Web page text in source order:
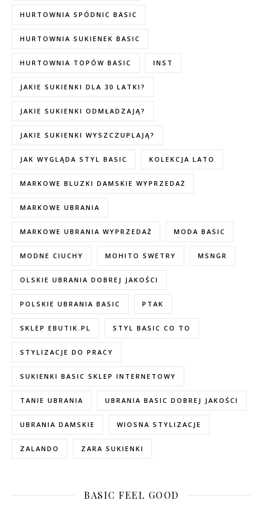
HURTOWNIA SPÓDNIC BASIC
HURTOWNIA SUKIENEK BASIC
HURTOWNIA TOPÓW BASIC INST
JAKIE SUKIENKI DLA 30 LATKI?
JAKIE SUKIENKI ODMŁADZAJĄ?
JAKIE SUKIENKI WYSZCZUPLAJĄ?
JAK WYGLĄDA STYL BASIC KOLEKCJA LATO
MARKOWE BLUZKI DAMSKIE WYPRZEDAŻ
MARKOWE UBRANIA
MARKOWE UBRANIA WYPRZEDAŻ MODA BASIC
MODNE CIUCHY MOHITO SWETRY MSNGR
OLSKIE UBRANIA DOBREJ JAKOŚCI
POLSKIE UBRANIA BASIC PTAK
SKLEP EBUTIK.PL STYL BASIC CO TO
STYLIZACJE DO PRACY
SUKIENKI BASIC SKLEP INTERNETOWY
TANIE UBRANIA UBRANIA BASIC DOBREJ JAKOŚCI
UBRANIA DAMSKIE WIOSNA STYLIZACJE
ZALANDO ZARA SUKIENKI
BASIC FEEL GOOD